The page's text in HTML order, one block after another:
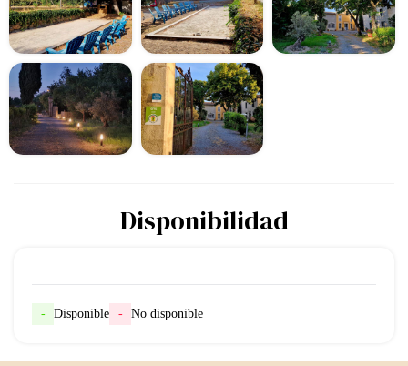
Disponibilidad
- Disponible - No disponible